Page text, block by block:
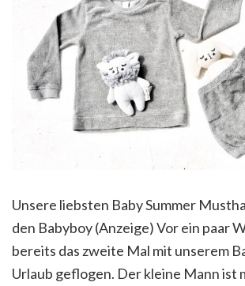
Unsere liebsten Baby Summer
den Babyboy (Anzeige) Vor ein paar
bereits das zweite Mal mit unserem
Urlaub geflogen. Der kleine Mann ist